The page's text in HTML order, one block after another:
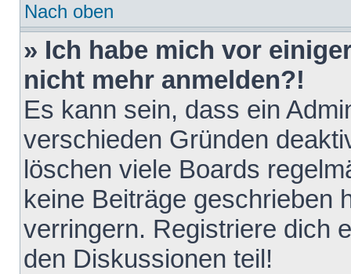
Nach oben
» Ich habe mich vor
nicht mehr anmelden?!
Es kann sein, dass ein
verschieden Gründen
löschen viele Boards
keine Beiträge geschrieben
verringern. Registriere dich
den Diskussionen teil!